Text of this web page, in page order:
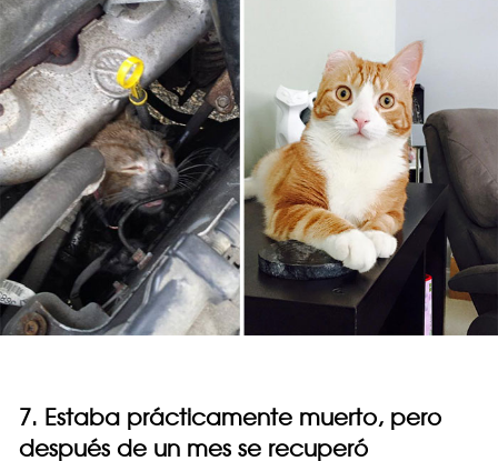
7. Estaba prácticamente muerto, pero
después de un mes se recuperó